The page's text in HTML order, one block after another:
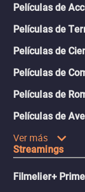
Películas de
Películas de
Películas de
Películas de
Películas de
Películas de
Ver más
Streamings
Filmelier+